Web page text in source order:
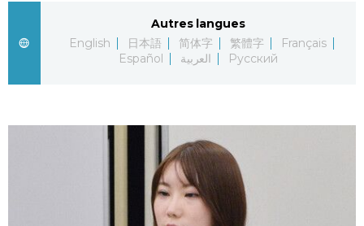
Русский
Dossiers
Politique
Autres langues
English
日本語 简体字 繁體字
Français
Español
العربية Русский